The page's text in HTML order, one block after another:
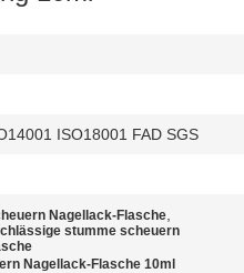
ISO18001 FAD SGS
Nagellack-Flasche,
stumme scheuern
Nagellack-Flasche 10ml